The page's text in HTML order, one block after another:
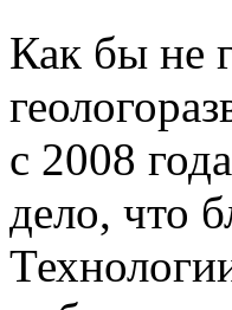
Как бы не
с 2008
дело, что